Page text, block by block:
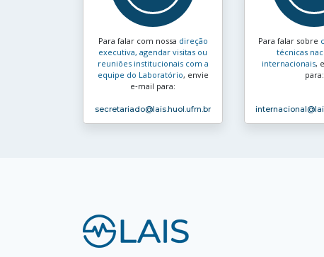
Para falar com nossa direção
executiva, agendar visitas ou
reuniões institucionais com a
equipe do Laboratório, envie
e‑mail para:
secretariado@lais.huol.ufrn.br
Para falar sobre
técnicas
internacionais,
para:
internacional